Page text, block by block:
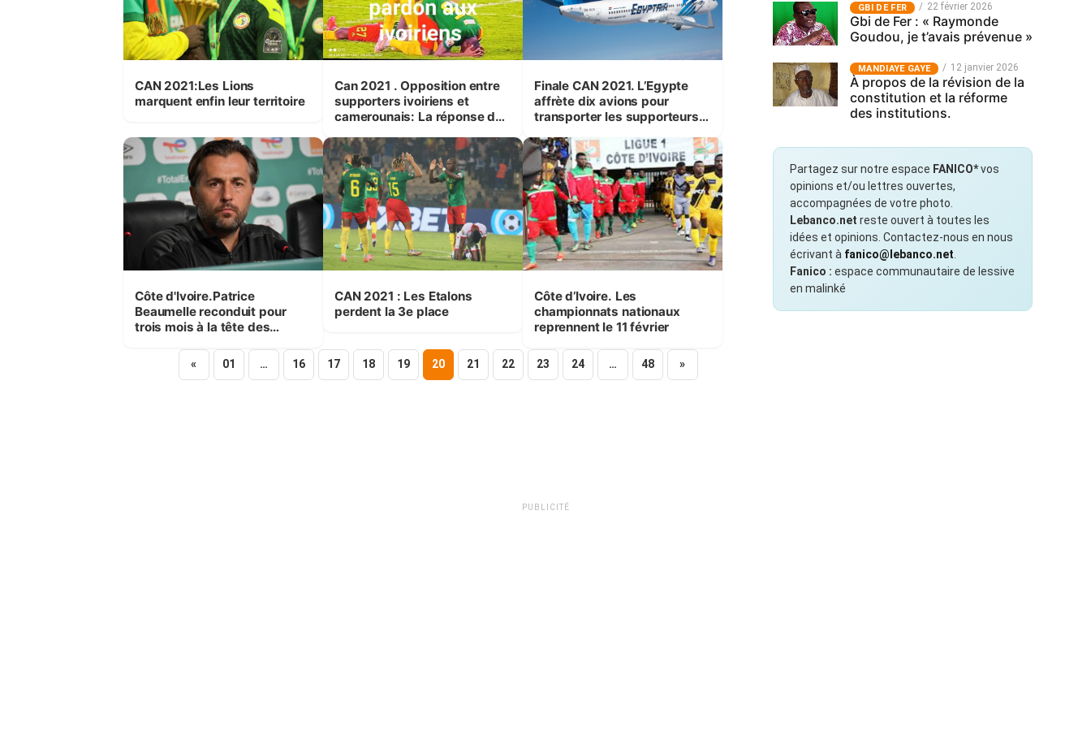
CAN 2021:Les Lions
marquent enfin leur territoire
Can 2021 . Opposition entre
supporters ivoiriens et
camerounais: La réponse du
simplement
Finale CAN 2021. L’Egypte
affrète dix avions pour
transporter les supporteurs
Côte d'Ivoire.Patrice
Beaumelle reconduit pour
trois mois à la tête des
CAN 2021 : Les Etalons
perdent la 3e place
Côte d’Ivoire. Les
championnats nationaux
reprennent le 11 février
« 01 … 16 17 18 19 20 21 22 23 24 … 48 »
GBI DE FER 22 février 2026
Gbi de Fer : « Raymonde
Goudou, je t’avais prévenue »
MANDIAYE GAYE 12 janvier 2026
À propos de la révision de la
constitution et la réforme
des institutions.
Partagez sur notre espace FANICO*vos
opinions et/ou lettres ouvertes,
accompagnées de votre photo.
Lebanco.net reste ouvert à toutes les
idées et opinions. Contactez-nous en nous
écrivant à fanico@lebanco.net.
Fanico : espace communautaire de lessive
en malinké
PUBLICITÉ